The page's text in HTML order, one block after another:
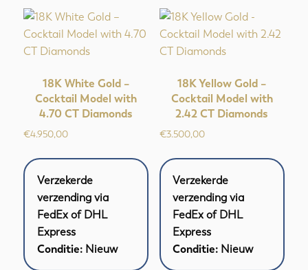
18K White Gold –
Cocktail Model with
4.70 CT Diamonds
€4.950,00
Verzekerde
verzending via
FedEx of DHL
Express
Conditie: Nieuw
18K Yellow Gold –
Cocktail Model with
2.42 CT Diamonds
€3.500,00
Verzekerde
verzending via
FedEx of DHL
Express
Conditie: Nieuw